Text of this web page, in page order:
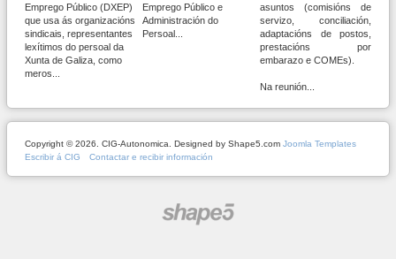
Emprego Público (DXEP)
que usa ás organizacións
sindicais, representantes
lexítimos do persoal da
Xunta de Galiza, como
meros...
Emprego Público e
Administración do
Persoal...
asuntos (comisións de
servizo, conciliación,
adaptacións de postos,
prestacións por
embarazo e COMEs).
Na reunión...
Copyright © 2026. CIG-Autonomica. Designed by Shape5.com Joomla Templates
Escribir á CIG
Contactar e recibir información